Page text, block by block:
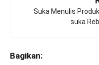
Suka Menulis
suka
Bagikan: